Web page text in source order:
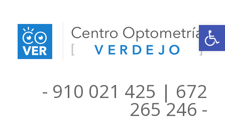
contenido
- 910 021 425 | 672
265 246 -